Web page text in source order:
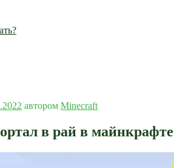
автором Minecraft
в рай в